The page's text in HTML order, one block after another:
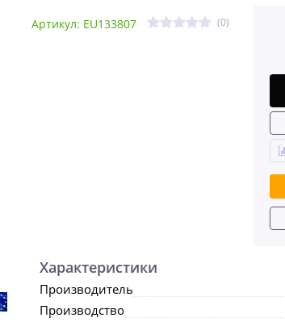
Артикул: EU133807 (0)
Характеристики
Производитель
Производство